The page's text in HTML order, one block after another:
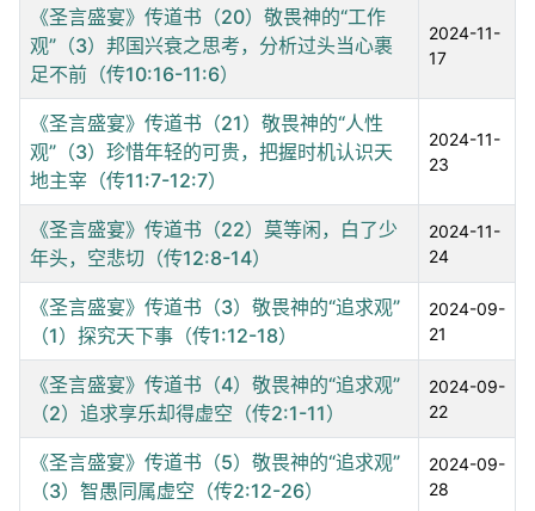
《圣言盛宴》传道书（20）敬畏神的“工作
观”（3）邦国兴衰之思考，分析过头当心裹
足不前（传10:16-11:6）
2024-11-
17
《圣言盛宴》传道书（21）敬畏神的“人性
观”（3）珍惜年轻的可贵，把握时机认识天
地主宰（传11:7-12:7）
2024-11-
23
《圣言盛宴》传道书（22）莫等闲，白了少
年头，空悲切（传12:8-14）
2024-11-
24
《圣言盛宴》传道书（3）敬畏神的“追求观”
（1）探究天下事（传1:12-18）
2024-09-
21
《圣言盛宴》传道书（4）敬畏神的“追求观”
（2）追求享乐却得虚空（传2:1-11）
2024-09-
22
《圣言盛宴》传道书（5）敬畏神的“追求观”
（3）智愚同属虚空（传2:12-26）
2024-09-
28